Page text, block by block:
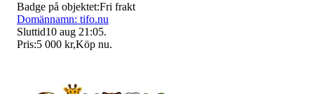
Badge på objektet:Fri frakt
Domännamn: tifo.nu
Sluttid10 aug 21:05.
Pris:5 000 kr,Köp nu.